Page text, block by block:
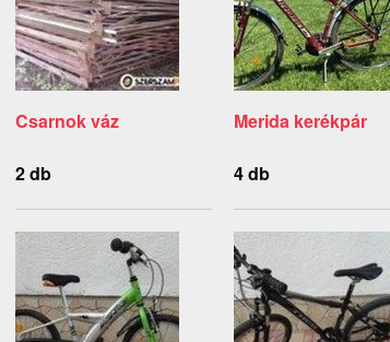
Csarnok váz
2 db
Merida kerékpár
4 db